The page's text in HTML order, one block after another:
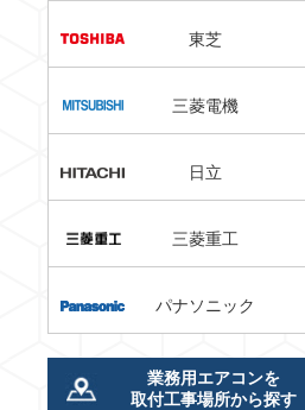
東芝
三菱電機
日立
三菱重工
パナソニック
業務用エアコンを
取付工事場所から探す